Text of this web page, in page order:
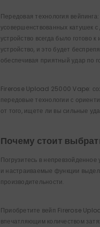
Передовая технология
усовершенствованных катушек
устройство всегда было готово
устройство, и это будет
обеспечивая приятный удар по
Firerose Upload 25000 Vape:
передовые технологии с
от того, ищете ли вы сильные
Почему стоит
Погрузитесь в
и настраиваемые функции
производительности.
Приобретите вейп Firerose
впечатляющим количеством